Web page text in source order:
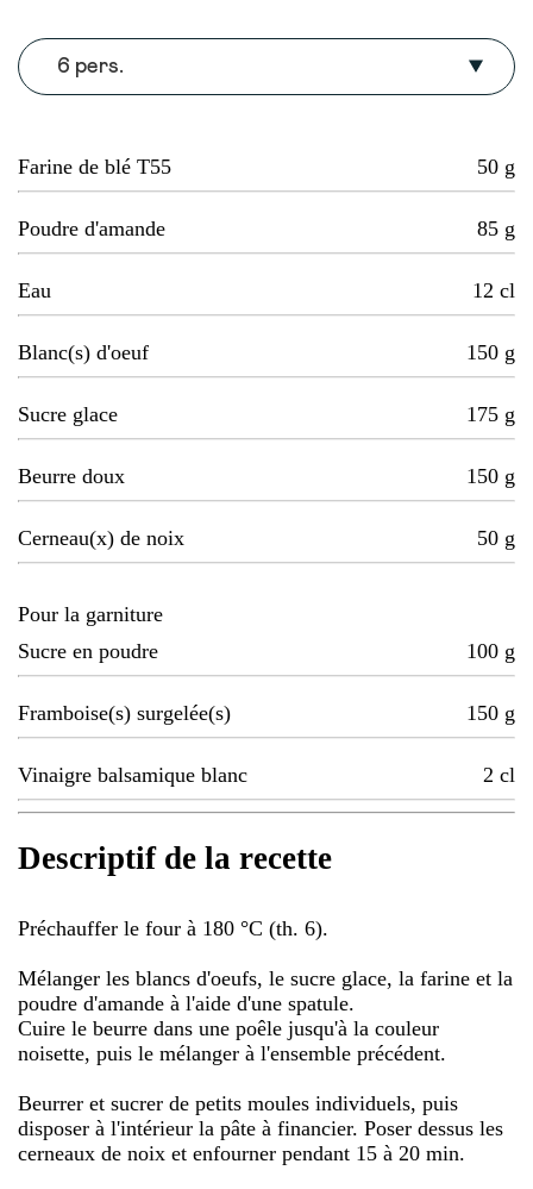
6 pers.
Farine de blé T55 50 g
Poudre d'amande 85 g
Eau 12 cl
Blanc(s) d'oeuf 150 g
Sucre glace 175 g
Beurre doux 150 g
Cerneau(x) de noix 50 g
Pour la garniture
Sucre en poudre
100 g
Framboise(s) surgelée(s) 150 g
Vinaigre balsamique blanc 2 cl
Descriptif de la recette
Préchauffer le four à 180 °C (th. 6).
Mélanger les blancs d'oeufs, le sucre glace, la farine et la
poudre d'amande à l'aide d'une spatule.
Cuire le beurre dans une poêle jusqu'à la couleur
noisette, puis le mélanger à l'ensemble précédent.
Beurrer et sucrer de petits moules individuels, puis
disposer à l'intérieur la pâte à financier. Poser dessus les
cerneaux de noix et enfourner pendant 15 à 20 min.